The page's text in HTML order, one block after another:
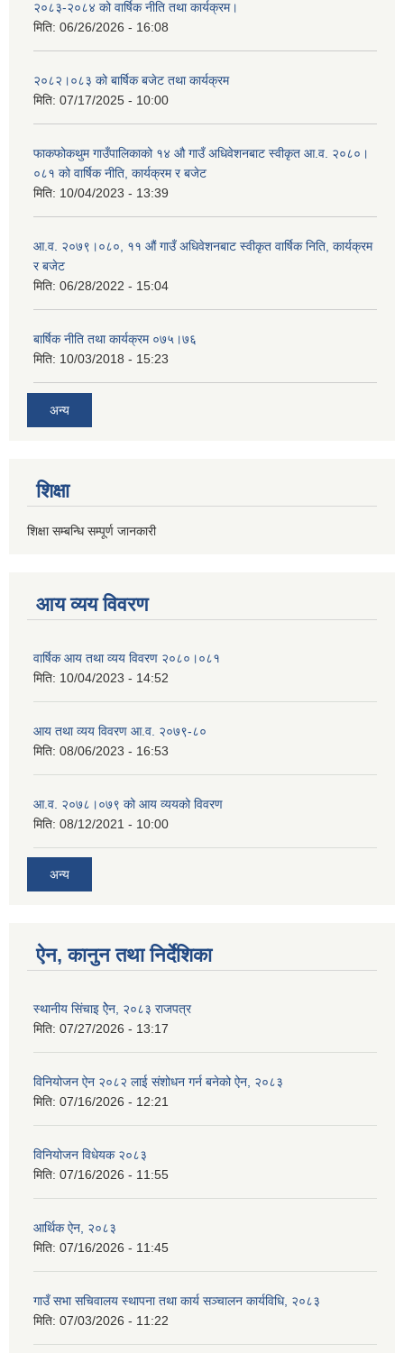
२०८३-२०८४ को वार्षिक नीति तथा कार्यक्रम।
मिति: 06/26/2026 - 16:08
२०८२।०८३ को बार्षिक बजेट तथा कार्यक्रम
मिति: 07/17/2025 - 10:00
फाकफोकथुम गाउँपालिकाको १४ औ गाउँ अधिवेशनबाट स्वीकृत आ.व. २०८०।
०८१ को वार्षिक नीति, कार्यक्रम र बजेट
मिति: 10/04/2023 - 13:39
आ.व. २०७९।०८०, ११ औं गाउँ अधिवेशनबाट स्वीकृत वार्षिक निति, कार्यक्रम
र बजेट
मिति: 06/28/2022 - 15:04
बार्षिक नीति तथा कार्यक्रम ०७५।७६
मिति: 10/03/2018 - 15:23
अन्य
शिक्षा
शिक्षा सम्बन्धि सम्पूर्ण जानकारी
आय व्यय विवरण
वार्षिक आय तथा व्यय विवरण २०८०।०८१
मिति: 10/04/2023 - 14:52
आय तथा व्यय विवरण आ.व. २०७९-८०
मिति: 08/06/2023 - 16:53
आ.व. २०७८।०७९ को आय व्ययको विवरण
मिति: 08/12/2021 - 10:00
अन्य
ऐन, कानुन तथा निर्देशिका
स्थानीय सिंचाइ ऐेन, २०८३ राजपत्र
मिति: 07/27/2026 - 13:17
विनियोजन ऐन २०८२ लाई संशोधन गर्न बनेको ऐन, २०८३
मिति: 07/16/2026 - 12:21
विनियोजन विधेयक २०८३
मिति: 07/16/2026 - 11:55
आर्थिक ऐन, २०८३
मिति: 07/16/2026 - 11:45
गाउँ सभा सचिवालय स्थापना तथा कार्य सञ्चालन कार्यविधि, २०८३
मिति: 07/03/2026 - 11:22